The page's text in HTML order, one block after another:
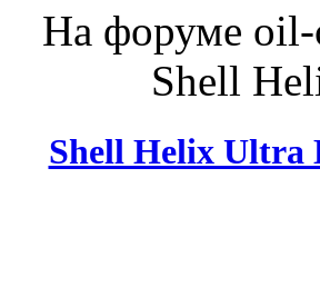
На форуме
Shell
Shell Helix Ultra